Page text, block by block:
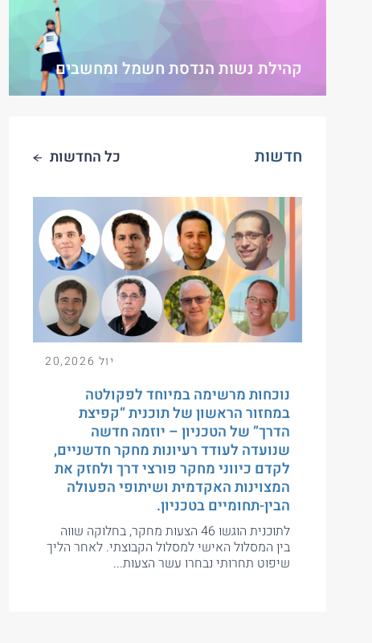
קהילת נשות הנדסת חשמל ומחשבים
חדשות כל החדשות
יול 20,2026
נוכחות מרשימה במיוחד לפקולטה
במחזור הראשון של תוכנית “קפיצת
הדרך” של הטכניון – יוזמה חדשה
שנועדה לעודד רעיונות מחקר חדשניים,
לקדם כיווני מחקר פורצי דרך ולחזק את
המצוינות האקדמית ושיתופי הפעולה
הבין-תחומיים בטכניון.
לתוכנית הוגשו 46 הצעות מחקר, בחלוקה שווה
בין המסלול האישי למסלול הקבוצתי. לאחר הליך
שיפוט תחרותי נבחרו עשר הצעות...